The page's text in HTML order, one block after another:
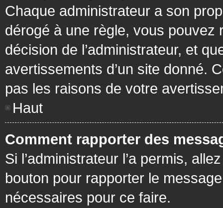
Chaque administrateur a son
dérogé à une règle, vous pouvez
décision de l’administrateur, et
avertissements d’un site donné.
pas les raisons de votre
Haut
Comment rapporter des
Si l’administrateur l’a permis,
bouton pour rapporter le
nécessaires pour ce faire.